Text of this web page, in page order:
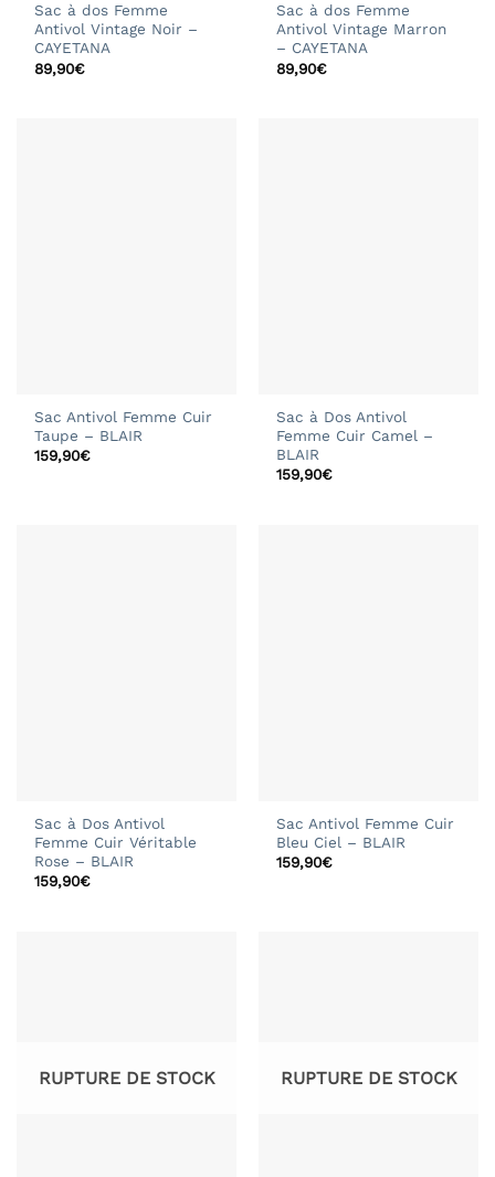
Sac à dos Femme
Antivol Vintage Noir –
CAYETANA
89,90€
Sac à dos Femme
Antivol Vintage Marron
– CAYETANA
89,90€
Sac Antivol Femme Cuir
Taupe – BLAIR
159,90€
Sac à Dos Antivol
Femme Cuir Camel –
BLAIR
159,90€
Sac à Dos Antivol
Femme Cuir Véritable
Rose – BLAIR
159,90€
Sac Antivol Femme Cuir
Bleu Ciel – BLAIR
159,90€
RUPTURE DE STOCK RUPTURE DE STOCK